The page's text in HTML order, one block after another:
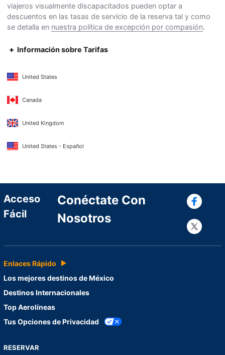
viajeros visualmente discapacitados pueden optar a
descuentos en las tasas de servicio de la reserva tal y como
se detalla en nuestra política de excepción por compasión.
Información sobre Tarifas
United States
Canada
United Kingdom
United States - Español
Acceso
Fácil
Conéctate Con
Nosotros
Enlaces Rápido
Los mejores destinos de México
Destinos Internacionales
Top Aerolíneas
Tus Opciones de Privacidad
RESERVAR